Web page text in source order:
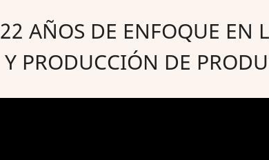
22 AÑOS DE ENFOQUE EN
Y PRODUCCIÓN DE